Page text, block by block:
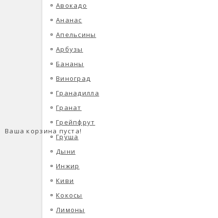
Ваша корзина пуста!
Авокадо
Ананас
Апельсины
Арбузы
Бананы
Виноград
Гранадилла
Гранат
Грейпфрут
Груша
Дыни
Инжир
Киви
Кокосы
Лимоны